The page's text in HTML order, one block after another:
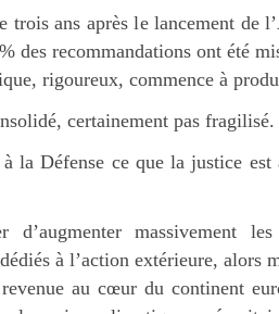
trois ans après le lancement de
des recommandations ont été
rigoureux, commence à
certainement pas fragilisé.
la Défense ce que la justice
d’augmenter massivement
à l’action extérieure, alors
au cœur du continent